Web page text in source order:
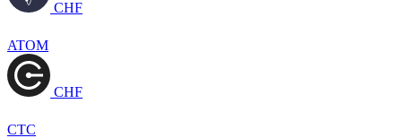
CHF
ATOM
CHF
CTC